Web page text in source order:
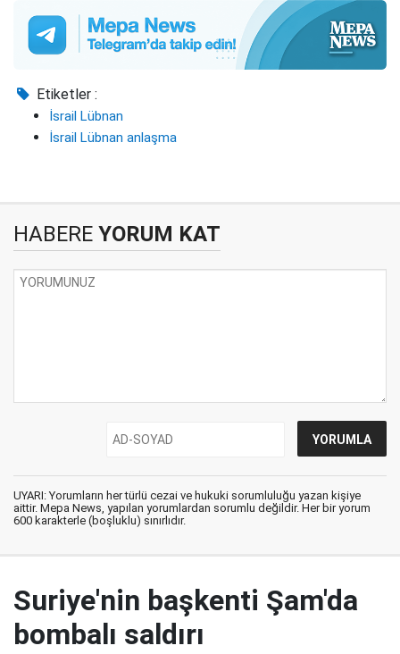
Etiketler :
İsrail Lübnan
İsrail Lübnan anlaşma
HABERE YORUM KAT
UYARI: Yorumların her türlü cezai ve hukuki sorumluluğu yazan kişiye
aittir. Mepa News, yapılan yorumlardan sorumlu değildir. Her bir yorum
600 karakterle (boşluklu) sınırlıdır.
Suriye'nin başkenti Şam'da
bombalı saldırı